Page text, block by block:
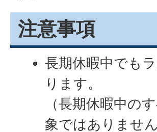
注意事項
長期休暇中でも
ります。
（長期休暇中の
象ではありません